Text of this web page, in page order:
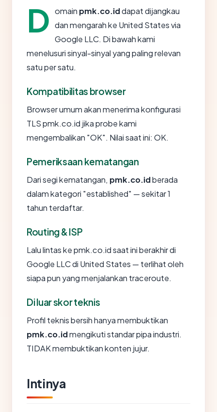
D omain pmk.co.iddapat dijangkau
dan mengarah ke United States via
Google LLC. Di bawah kami
menelusuri sinyal-sinyal yang paling relevan
satu per satu.
Kompatibilitas browser
Browser umum akan menerima konfigurasi
TLS pmk.co.id jika probe kami
mengembalikan "OK". Nilai saat ini: OK.
Pemeriksaan kematangan
Dari segi kematangan, pmk.co.idberada
dalam kategori "established" — sekitar 1
tahun terdaftar.
Routing & ISP
Lalu lintas ke pmk.co.id saat ini berakhir di
Google LLC di United States — terlihat oleh
siapa pun yang menjalankan traceroute.
Di luar skor teknis
Profil teknis bersih hanya membuktikan
pmk.co.idmengikuti standar pipa industri.
TIDAK membuktikan konten jujur.
Intinya